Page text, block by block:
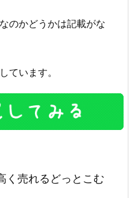
のかどうかは記載がな
ています。
く売れるどっとこむ